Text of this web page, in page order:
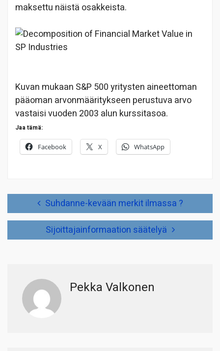
maksettu näistä osakkeista.
Kuvan mukaan S&P 500 yritysten aineettoman
pääoman arvonmääritykseen perustuva arvo
vastaisi vuoden 2003 alun kurssitasoa.
Jaa tämä:
Facebook X WhatsApp
Artikkelien Suhdanne-kevään merkit ilmassa ?
Sijoittajainformaation säätelyä
Pekka Valkonen